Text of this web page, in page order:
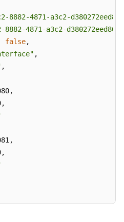
8882-4871-a3c2-d380272eed88"
8882-4871-a3c2-d380272eed80"
false,
,
,